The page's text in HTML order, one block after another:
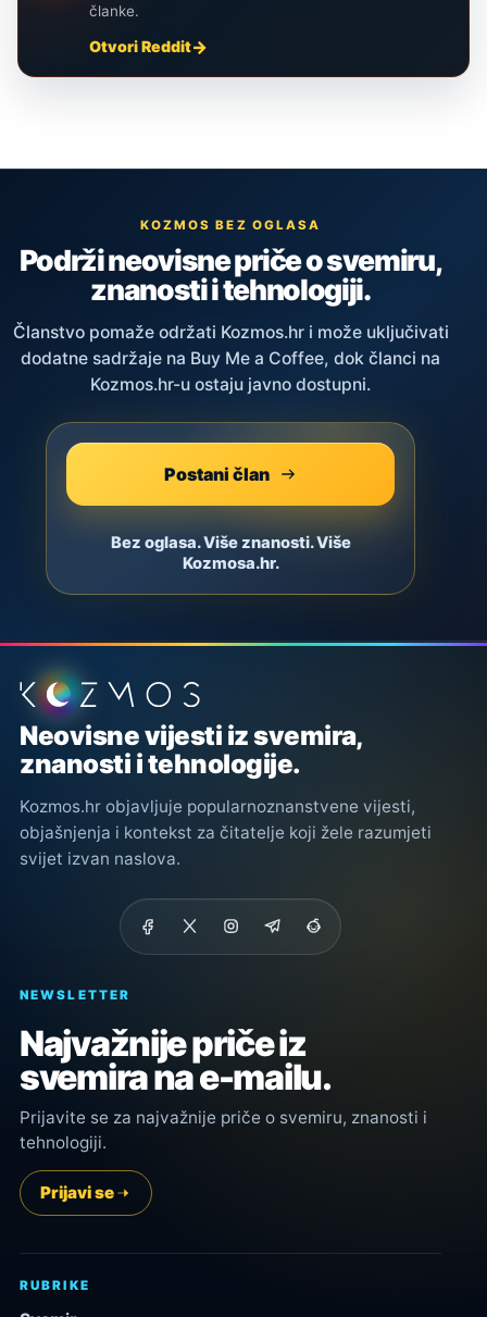
članke.
Otvori Reddit
KOZMOS BEZ OGLASA
Podrži neovisne priče o svemiru,
znanosti i tehnologiji.
Članstvo pomaže održati Kozmos.hr i može uključivati
dodatne sadržaje na Buy Me a Coffee, dok članci na
Kozmos.hr-u ostaju javno dostupni.
Postani član
Bez oglasa. Više znanosti. Više
Kozmosa.hr.
Podnožje stranice
Neovisne vijesti iz svemira,
znanosti i tehnologije.
Kozmos.hr objavljuje popularnoznanstvene vijesti,
objašnjenja i kontekst za čitatelje koji žele razumjeti
svijet izvan naslova.
NEWSLETTER
Najvažnije priče iz
svemira na e-mailu.
Prijavite se za najvažnije priče o svemiru, znanosti i
tehnologiji.
Prijavi se
RUBRIKE